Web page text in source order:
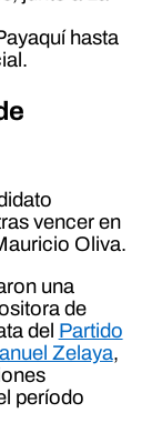
hasta
vencer en
Oliva.
una
de
del Partido
Zelaya,
período